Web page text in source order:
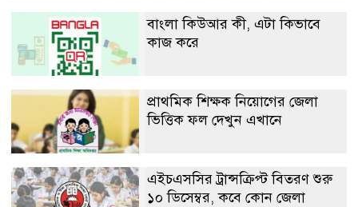
বাংলা কিউআর কী, এটা কিভাবে
কাজ করে
প্রাথমিক শিক্ষক নিয়োগের জেলা
ভিত্তিক ফল দেখুন এখানে
এইচএসসির ট্রান্সক্রিপ্ট বিতরণ শুরু
১০ ডিসেম্বর, কবে কোন জেলা